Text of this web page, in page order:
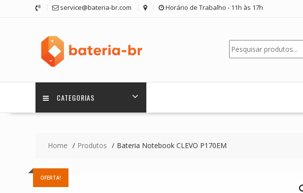
service@bateria-br.com Horário de Trabalho - 11h às 17h
Pesquisar
CATEGORIAS
Home Produtos Bateria Notebook CLEVO P170EM
OFERTA!